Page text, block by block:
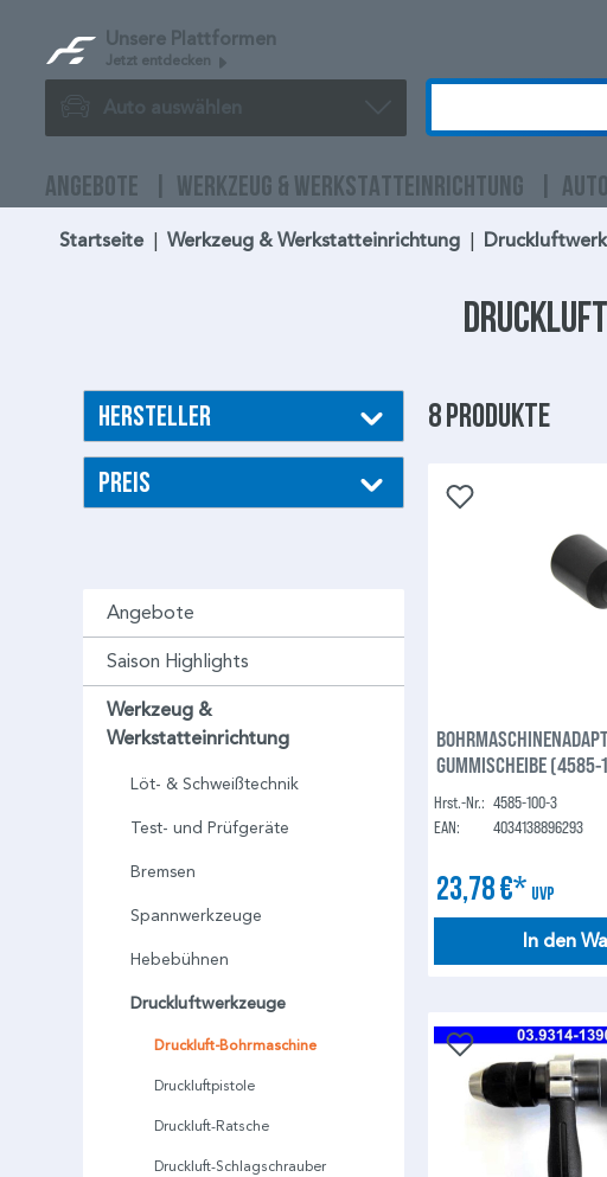
Unsere Plattformen
Jetzt entdecken
Auto auswählen
ANGEBOTE WERKZEUG & WERKSTATTEINRICHTUNG
Startseite Werkzeug & Werkstatteinrichtung
Hersteller
Preis
Angebote
Saison Highlights
Werkzeug &
Werkstatteinrichtung
Löt- & Schweißtechnik
Test- und Prüfgeräte
Bremsen
Spannwerkzeuge
Hebebühnen
Druckluftwerkzeuge
Druckluft-Bohrmaschine
Druckluftpistole
Druckluft-Ratsche
Druckluft-Schlagschrauber
8 Produkte
GUMMISCHEIBE
Hrst.-Nr.: 4585-100-3
EAN:
4034138896293
23,78 €* UVP
In den